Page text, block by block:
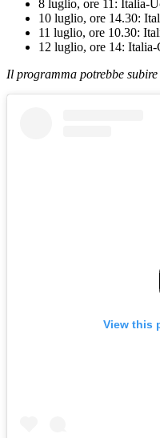
8 luglio, ore 11: Italia-
10 luglio, ore 14.30:
11 luglio, ore 10.30:
12 luglio, ore 14: Italia-
Il programma potrebbe
View this